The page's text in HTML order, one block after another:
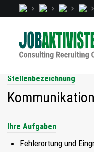
TALENTINDEX
CONSULTING
RECRUITING
Stellenbezeichnung
Ihre Aufgaben
Fehlerortung und